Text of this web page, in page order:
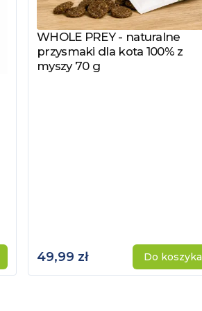
Zobacz produkt
WHOLE PREY - naturalne
przysmaki dla kota 100% z
myszy 70 g
49,99 zł Do koszyka